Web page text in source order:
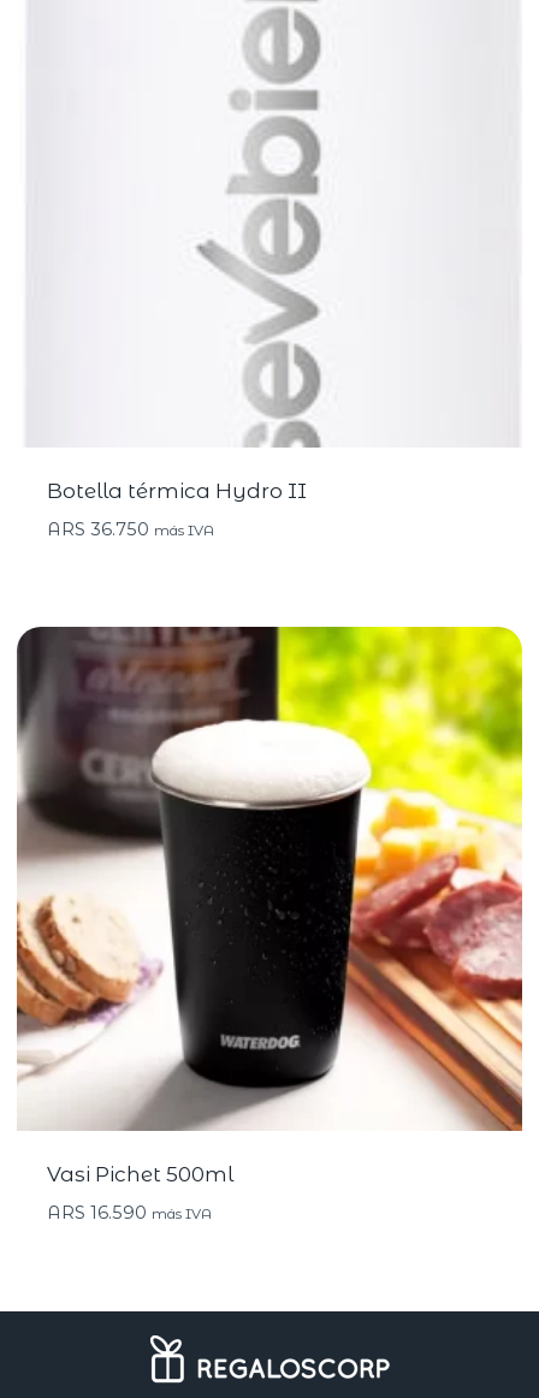
Botella térmica Hydro II
ARS 36.750 más IVA
Vasi Pichet 500ml
ARS 16.590 más IVA